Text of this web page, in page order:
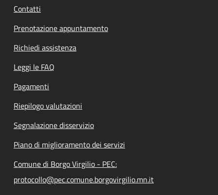
Contatti
Prenotazione appuntamento
Richiedi assistenza
Leggi le FAQ
Pagamenti
Riepilogo valutazioni
Segnalazione disservizio
Piano di miglioramento dei servizi
Comune di Borgo Virgilio - PEC:
protocollo@pec.comune.borgovirgilio.mn.it